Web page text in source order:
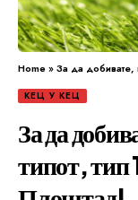
Home»За да добивате, не
КЕЦ У КЕЦ
За да
типот, тип